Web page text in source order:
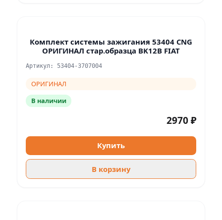
Комплект системы зажигания 53404 CNG
ОРИГИНАЛ стар.образца BK12B FIAT
Артикул: 53404-3707004
ОРИГИНАЛ
В наличии
2970 ₽
Купить
В корзину